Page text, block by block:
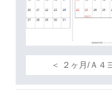
＜ ２ヶ月/Ａ